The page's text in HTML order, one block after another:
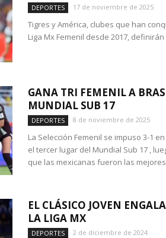
DEPORTES 17 de noviembre de 2025
Tigres y América, clubes que han
Liga Mx Femenil desde 2017,
GANA TRI FEMENIL A
MUNDIAL SUB 17
DEPORTES 8 de noviembre de 2025
La Selección Femenil se impuso 3-1
el tercer lugar del Mundial Sub 17 ,
que las mexicanas fueron las
EL CLÁSICO JOVEN
LA LIGA MX
DEPORTES 2 de diciembre de 2024